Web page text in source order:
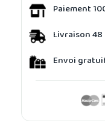
Paiement
Livraison
Envoi